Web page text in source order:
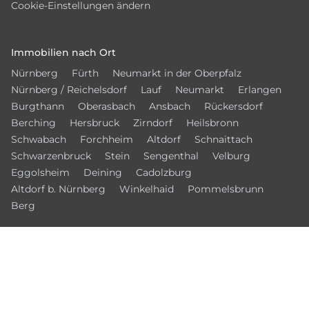
Cookie-Einstellungen ändern
Immobilien nach Ort
Nürnberg
Fürth
Neumarkt in der Oberpfalz
Nürnberg / Reichelsdorf
Lauf Neumarkt
Erlangen
Burgthann
Oberasbach Ansbach
Rückersdorf
Berching
Hersbruck Zirndorf
Heilsbronn
Schwabach
Forchheim Altdorf
Schnaittach
Schwarzenbruck
Stein Sengenthal
Velburg
Eggolsheim
Deining
Cadolzburg
Altdorf b. Nürnberg
Winkelhaid
Pommelsbrunn
Berg